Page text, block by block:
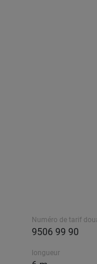
Numéro de tarif
9506 99 90
longueur